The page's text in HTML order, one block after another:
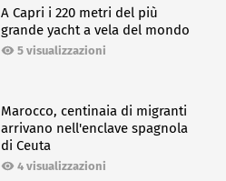
A Capri i 220 metri del più
grande yacht a vela del mondo
5 visualizzazioni
Marocco, centinaia di migranti
arrivano nell'enclave spagnola
di Ceuta
4 visualizzazioni